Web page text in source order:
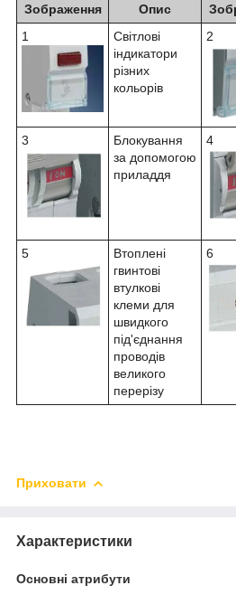
Зображення Опис
1
Світлові
індикатори
різних
кольорів
2
3
Блокування
за допомогою
приладдя
4
5
Втоплені
гвинтові
втулкові
клеми для
швидкого
під'єднання
проводів
великого
перерізу
6
Приховати
Характеристики
Основні атрибути